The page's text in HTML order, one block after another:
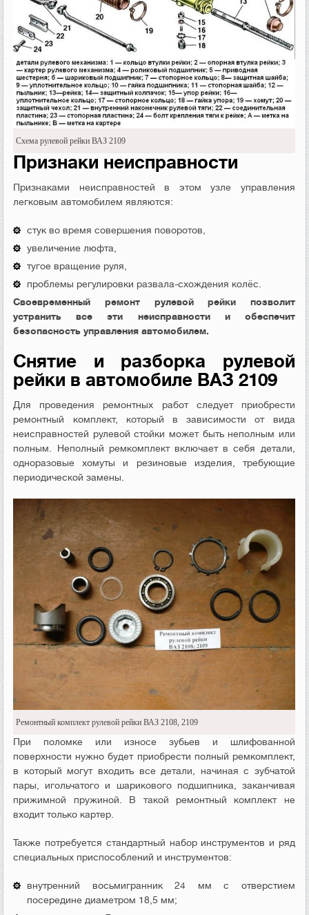
Схема рулевой рейки ВАЗ 2109
Признаки неисправности
Признаками неисправностей в этом узле управления
легковым автомобилем являются:
стук во время совершения поворотов,
увеличение люфта,
тугое вращение руля,
проблемы регулировки развала-схождения колёс.
Своевременный ремонт рулевой рейки позволит
устранить все эти неисправности и обеспечит
безопасность управления автомобилем.
Снятие и разборка рулевой
рейки в автомобиле ВАЗ 2109
Для проведения ремонтных работ следует приобрести
ремонтный комплект, который в зависимости от вида
неисправностей рулевой стойки может быть неполным или
полным. Неполный ремкомплект включает в себя детали,
одноразовые хомуты и резиновые изделия, требующие
периодической замены.
Ремонтный комплект рулевой рейки ВАЗ 2108, 2109
При поломке или износе зубьев и шлифованной
поверхности нужно будет приобрести полный ремкомплект,
в который могут входить все детали, начиная с зубчатой
пары, игольчатого и шарикового подшипника, заканчивая
прижимной пружиной. В такой ремонтный комплект не
входит только картер.
Также потребуется стандартный набор инструментов и ряд
специальных приспособлений и инструментов:
внутренний восьмигранник 24 мм с отверстием
посередине диаметром 18,5 мм;